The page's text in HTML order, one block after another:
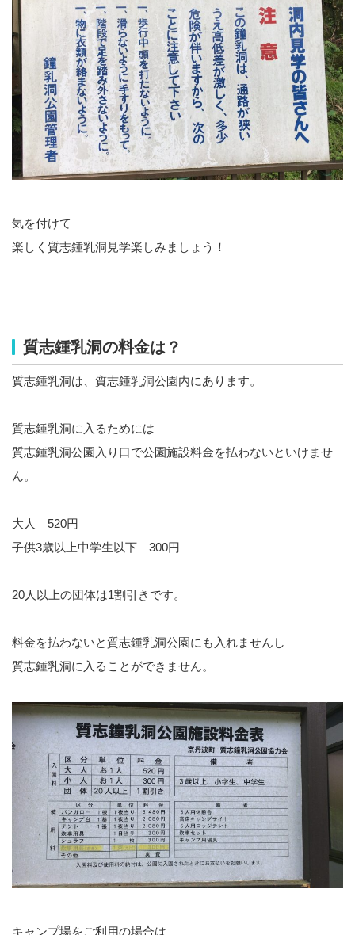
気を付けて
楽しく質志鍾乳洞見学楽しみましょう！
質志鍾乳洞の料金は？
質志鍾乳洞は、質志鍾乳洞公園内にあります。
質志鍾乳洞に入るためには
質志鍾乳洞公園入り口で公園施設料金を払わないといけませ
ん。
大人 520円
子供3歳以上中学生以下 300円
20人以上の団体は1割引きです。
料金を払わないと質志鍾乳洞公園にも入れませんし
質志鍾乳洞に入ることができません。
キャンプ場をご利用の場合は